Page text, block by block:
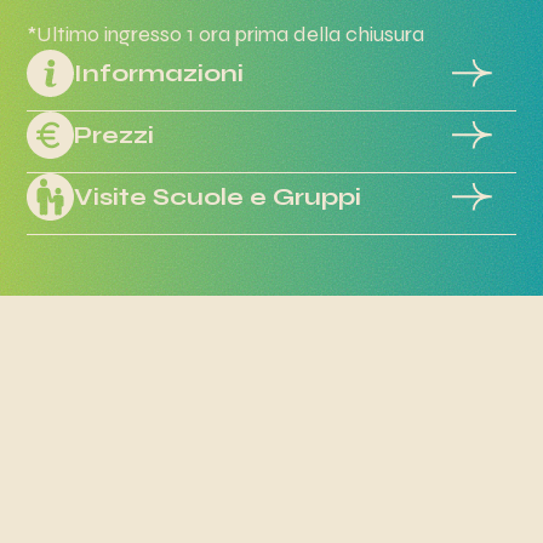
*Ultimo ingresso 1 ora prima della chiusura
Informazioni
Prezzi
Visite Scuole e Gruppi